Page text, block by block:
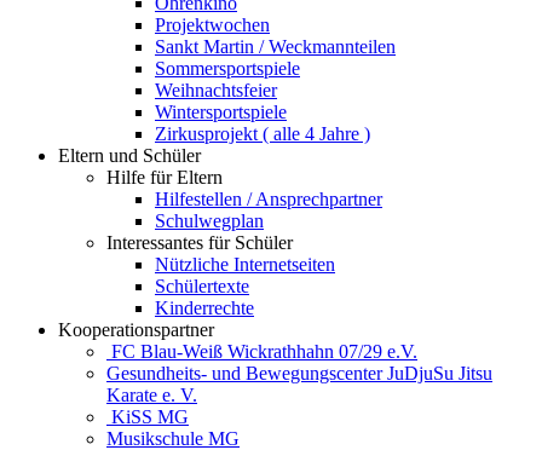
Projektwochen
Sankt Martin / Weckmannteilen
Sommersportspiele
Weihnachtsfeier
Wintersportspiele
Zirkusprojekt ( alle 4 Jahre )
Eltern und Schüler
Hilfe für Eltern
Hilfestellen / Ansprechpartner
Schulwegplan
Interessantes für Schüler
Nützliche Internetseiten
Schülertexte
Kinderrechte
Kooperationspartner
FC Blau-Weiß Wickrathhahn 07/29 e.V.
Gesundheits- und Bewegungscenter JuDjuSu Jitsu
Karate e. V.
KiSS MG
Musikschule MG